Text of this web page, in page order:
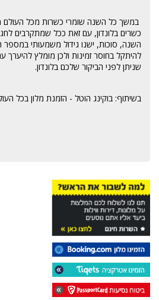
במשך כל השנה שומרי כשרות מכל העולם
כשרים בלונדון, עם זאת ככל שמתקרבים
השנה, סוכות, ישנו גידול משמעותי במספר
להיתקל בחוסר זמינות ולכן מומלץ להיערך
שניתן לפני הביקור שלכם בלונדון.
בשיתוף: בוקינג הוטל - הזמנת מלון בכל